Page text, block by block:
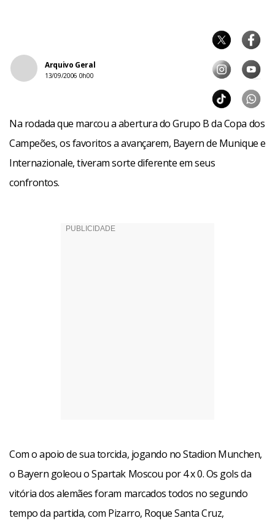
Arquivo Geral
13/09/2006 0h00
Na rodada que marcou a abertura do Grupo B da Copa dos
Campeões, os favoritos a avançarem, Bayern de Munique e
Internazionale, tiveram sorte diferente em seus
confrontos.
Com o apoio de sua torcida, jogando no Stadion Munchen,
o Bayern goleou o Spartak Moscou por 4 x 0. Os gols da
vitória dos alemães foram marcados todos no segundo
tempo da partida, com Pizarro, Roque Santa Cruz,